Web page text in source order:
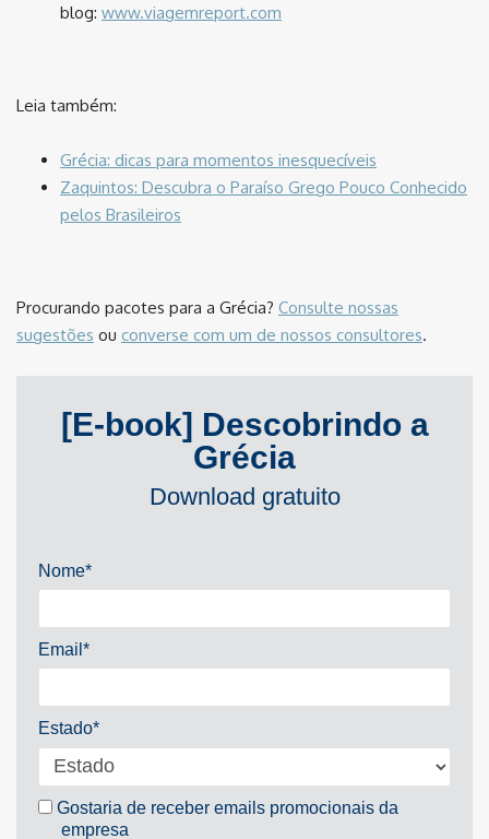
blog: www.viagemreport.com
Leia também:
Grécia: dicas para momentos inesquecíveis
Zaquintos: Descubra o Paraíso Grego Pouco Conhecido
pelos Brasileiros
Procurando pacotes para a Grécia? Consulte nossas
sugestões ou converse com um de nossos consultores.
[E-book] Descobrindo a
Grécia
Download gratuito
Nome*
Email*
Estado*
Gostaria de receber emails promocionais da
empresa